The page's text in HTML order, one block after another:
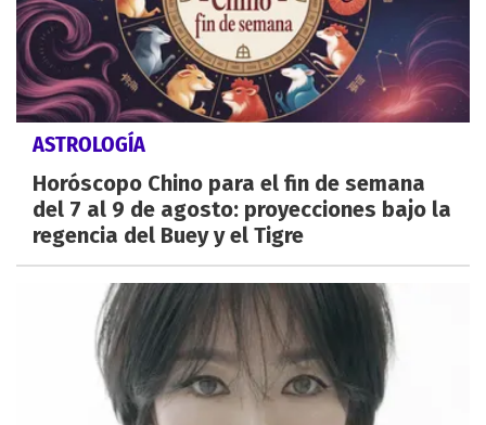
ASTROLOGÍA
Horóscopo Chino para el fin de semana
del 7 al 9 de agosto: proyecciones bajo la
regencia del Buey y el Tigre